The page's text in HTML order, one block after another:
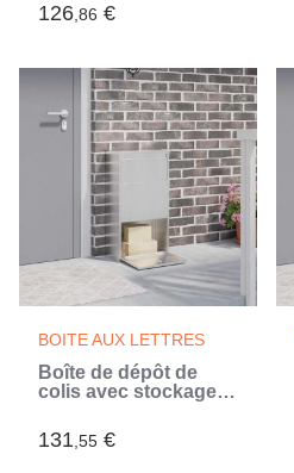
126,86 €
BOITE AUX LETTRES
Boîte de dépôt de
colis avec stockage
cm
131,55 €